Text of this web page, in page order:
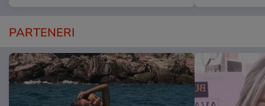
PARTENERI